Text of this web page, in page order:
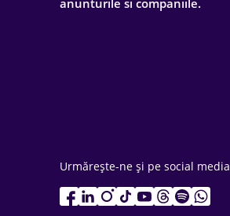
anunturile si companiile.
Urmărește-ne și pe social media